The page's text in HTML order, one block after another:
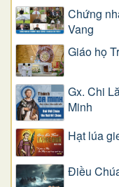
Chứng
Vang
Giáo họ
Gx. Chi
Minh
Hạt lúa
Điều